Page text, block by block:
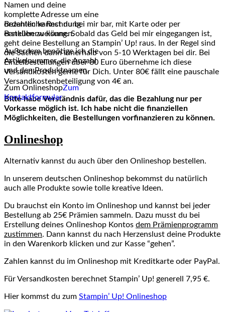
Namen und deine
komplette Adresse um eine
ordentliche Rechnung
erstellen zu können.
Außerdem benötige ich die
Artikelnummer, die Anzahl
und den Produktnamen.
Zum OnlineshopZum
Kontaktformular
Bezahlen kannst du bei mir bar, mit Karte oder per
Banküberweisung. Sobald das Geld bei mir eingegangen ist,
geht deine Bestellung an Stampin’ Up! raus. In der Regel sind
die Sachen dann innerhalb von 5-10 Werktagen bei dir. Bei
Einzelbestellungen über 80 Euro übernehme ich diese
Versandkosten gerne für Dich. Unter 80€ fällt eine pauschale
Versandkostenbeteiligung von 4€ an.
Bitte habe Verständnis dafür, das die Bezahlung nur per
Vorkasse möglich ist. Ich habe nicht die finanziellen
Möglichkeiten, die Bestellungen vorfinanzieren zu können.
Onlineshop
Alternativ kannst du auch über den Onlineshop bestellen.
In unserem deutschen Onlineshop bekommst du natürlich
auch alle Produkte sowie tolle kreative Ideen.
Du brauchst ein Konto im Onlineshop und kannst bei jeder
Bestellung ab 25€ Prämien sammeln. Dazu musst du bei
Erstellung deines Onlineshop Kontos dem Prämienprogramm
zustimmen. Dann kannst du nach Herzenslust deine Produkte
in den Warenkorb klicken und zur Kasse “gehen”.
Zahlen kannst du im Onlineshop mit Kreditkarte oder PayPal.
Für Versandkosten berechnet Stampin’ Up! generell 7,95 €.
Hier kommst du zum Stampin’ Up! Onlineshop